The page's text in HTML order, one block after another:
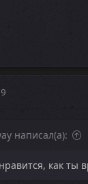
написал(а):
как ты